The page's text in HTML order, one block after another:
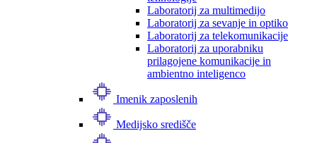
Laboratorij za multimedijo
Laboratorij za sevanje in optiko
Laboratorij za telekomunikacije
Laboratorij za uporabniku
prilagojene komunikacije in
ambientno inteligenco
Imenik zaposlenih
Medijsko središče